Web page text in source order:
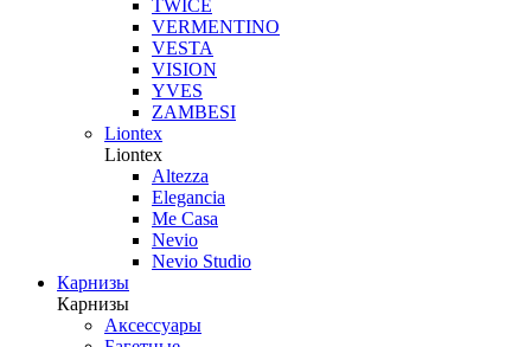
TWICE
VERMENTINO
VESTA
VISION
YVES
ZAMBESI
Liontex
Liontex
Altezza
Elegancia
Me Casa
Nevio
Nevio Studio
Карнизы
Карнизы
Аксессуары